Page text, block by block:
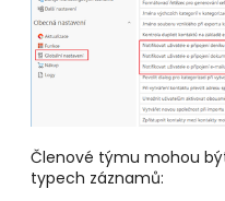
Členové týmu mohou
typech záznamů: